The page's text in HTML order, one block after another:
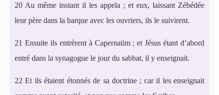
20 Au même instant il les appela ; et eux, laissant Zébédée
leur père dans la barque avec les ouvriers, ils le suivirent.
21 Ensuite ils entrèrent à Capernaüm ; et Jésus étant d’abord
entré dans la synagogue le jour du sabbat, il y enseignait.
22 Et ils étaient étonnés de sa doctrine ; car il les enseignait